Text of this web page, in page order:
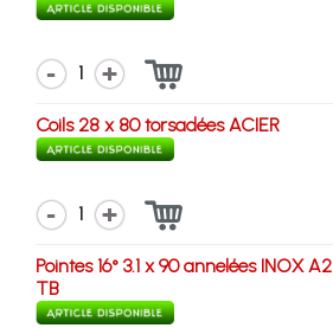
1
Coils 28 x 80 torsadées ACIER
1
Pointes 16° 3.1 x 90 annelées INOX A2
TB